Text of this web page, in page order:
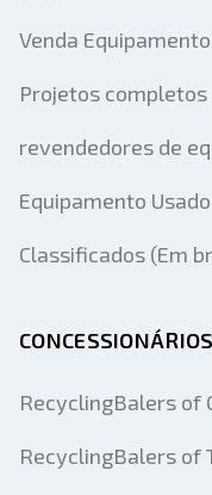
Venda
Projetos completos
revendedores de
Equipamento
Classificados (Em
RecyclingBalers of
RecyclingBalers of